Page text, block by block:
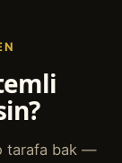
tarafa bak —